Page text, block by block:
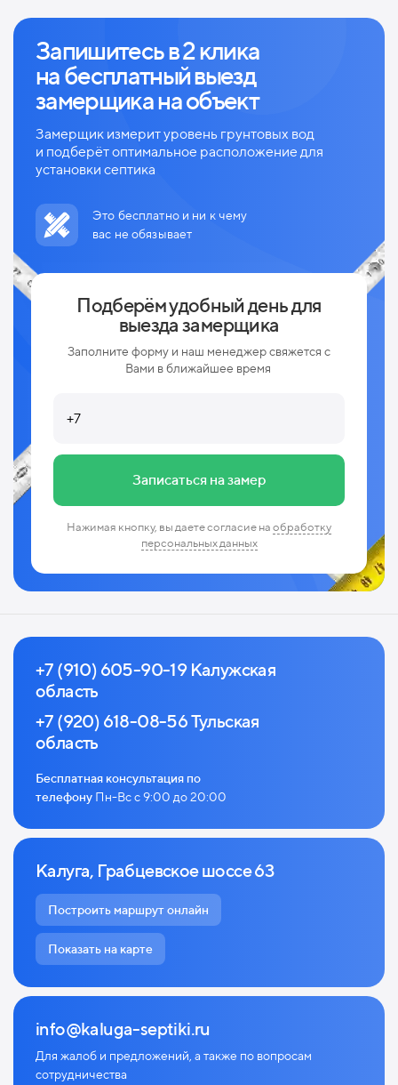
Запишитесь в 2 клика
набесплатный выезд
замерщика на объект
Замерщик измерит уровень грунтовых вод
и подберёт оптимальное расположение для
установки септика
Это бесплатно и ни к чему
вас не обязывает
Подберём удобный день для
выезда замерщика
Заполните форму и наш менеджер свяжется с
Вами в ближайшее время
Записаться на замер
Нажимая кнопку, вы даете согласие на обработку
персональных данных
+7 (910) 605-90-19 Калужская
область
+7 (920) 618-08-56 Тульская
область
Бесплатная консультация по
телефону Пн-Вс с 9:00 до 20:00
Калуга, Грабцевское шоссе 63
Построить маршрут онлайн
Показать на карте
info@kaluga-septiki.ru
Для жалоб и предложений, а также по вопросам
сотрудничества